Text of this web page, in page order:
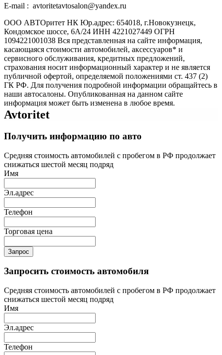
E-mail : avtoritetavtosalon@yandex.ru
ООО АВТОритет НК Юр.адрес: 654018, г.Новокузнецк,
Кондомское шоссе, 6А/24 ИНН 4221027449 ОГРН
1094221001038 Вся представленная на сайте информация,
касающаяся стоимости автомобилей, аксессуаров* и
сервисного обслуживания, кредитных предложений,
страхования носит информационный характер и не является
публичной офертой, определяемой положениями ст. 437 (2)
ГК РФ. Для получения подробной информации обращайтесь в
наши автосалоны. Опубликованная на данном сайте
информация может быть изменена в любое время.
Avtoritet
Получить информацию по авто
Средняя стоимость автомобилей с пробегом в РФ продолжает
снижаться шестой месяц подряд
Имя
Эл.адрес
Телефон
Торговая цена
Запрос
Запросить стоимость автомобиля
Средняя стоимость автомобилей с пробегом в РФ продолжает
снижаться шестой месяц подряд
Имя
Эл.адрес
Телефон